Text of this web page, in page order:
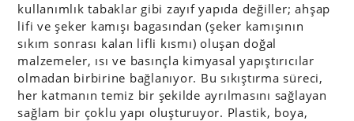
kullanımlık tabaklar gibi zayıf yapıda değiller; ahşap
lifi ve şeker kamışı bagasından (şeker kamışının
sıkım sonrası kalan lifli kısmı) oluşan doğal
malzemeler, ısı ve basınçla kimyasal yapıştırıcılar
olmadan birbirine bağlanıyor. Bu sıkıştırma süreci,
her katmanın temiz bir şekilde ayrılmasını sağlayan
sağlam bir çoklu yapı oluşturuyor. Plastik, boya,